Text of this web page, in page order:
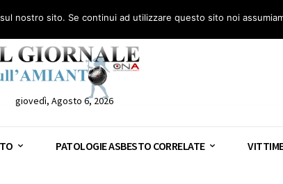
legale gratuita: civile, penale e lavoro Segnala – AGN Segnala – Repac
giovedì, Agosto 6, 2026
PATOLOGIE ASBESTO CORRELATE
nostro sito. Se continui ad utilizzare questo sito noi